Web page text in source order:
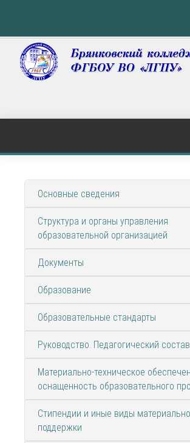
Основные сведения
Структура и органы управления
образовательной организацией
Документы
Образование
Образовательные стандарты
Руководство. Педагогический состав
Материально-техническое
оснащенность образовательного
Стипендии и иные виды
поддержки